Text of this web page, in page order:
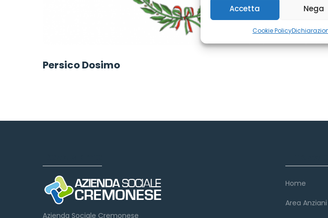
Accetta Nega
Cookie Policy
Persico Dosimo
Azienda Sociale Cremonese
Home
Area Anziani